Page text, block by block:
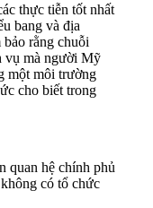
thực tiễn tốt nhất
bang và địa
rằng chuỗi
vụ mà người Mỹ
một môi trường
cho biết trong
quan hệ chính phủ
có tổ chức